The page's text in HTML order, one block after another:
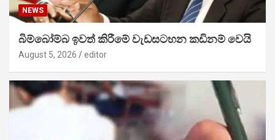
NEWS
බිම්බෝම්බ ඉවත් කිරීමේ වැඩසටහන කඩිනම් වෙයි
August 5, 2026 editor